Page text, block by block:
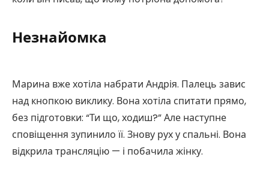
Незнайомка
Марина вже хотіла набрати Андрія. Палець завис
над кнопкою виклику. Вона хотіла спитати прямо,
без підготовки: “Ти що, ходиш?” Але наступне
сповіщення зупинило її. Знову рух у спальні. Вона
відкрила трансляцію — і побачила жінку.